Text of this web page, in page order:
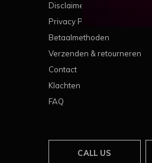
Disclaimer
Privacy Policy
Betaalmethoden
Verzenden & retourneren
Contact
Klachten
FAQ
CALL US